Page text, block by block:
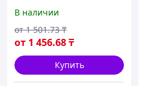
Форма: заклепка-гайка...
В наличии
от 1 456.68₸
от 1 501.73 ₸
Купить